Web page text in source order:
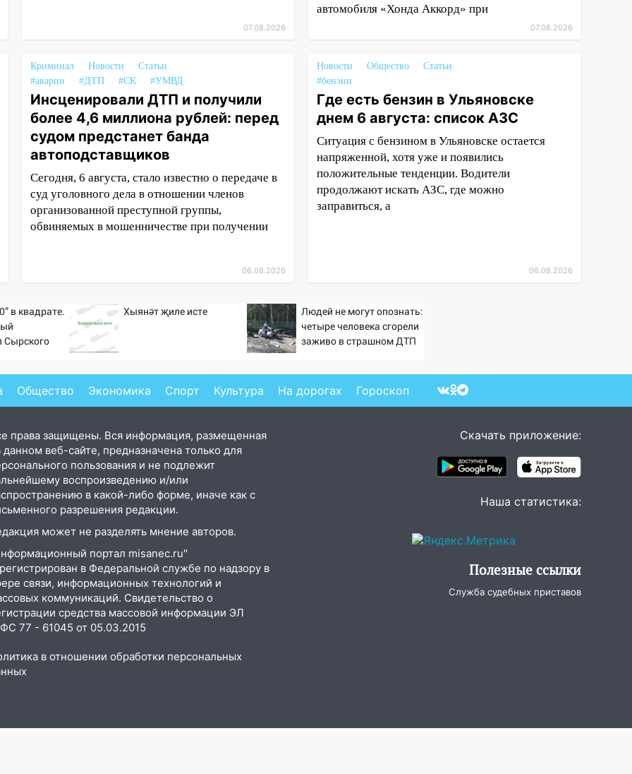
07.08.2026
автомобиля «Хонда Аккорд» при
07.08.2026
Криминал Новости
Статьи
#аварии
#ДТП #СК #УМВД
Инсценировали ДТП и получили
более 4,6 миллиона рублей: перед
судом предстанет банда
автоподставщиков
Сегодня, 6 августа, стало известно о передаче в
суд уголовного дела в отношении членов
организованной преступной группы,
обвиняемых в мошенничестве при получении
06.08.2026
Новости Общество
Статьи
#бензин
Где есть бензин в Ульяновске
днем 6 августа: список АЗС
Ситуация с бензином в Ульяновске остается
напряженной, хотя уже и появились
положительные тенденции. Водители
продолжают искать АЗС, где можно
заправиться, а
06.08.2026
в квадрате.
Сырского
Хыянәт җиле исте
Людей не могут опознать:
четыре человека сгорели
заживо в страшном ДТП
Общество Экономика Спорт Культура На дорогах Гороскоп
права защищены. Вся информация, размещенная
данном веб-сайте, предназначена только для
пользования и не подлежит
воспроизведению и/или
в какой-либо форме, иначе как с
разрешения редакции.
может не разделять мнение авторов.
портал misanec.ru"
в Федеральной службе по надзору в
связи, информационных технологий и
коммуникаций. Свидетельство о
средства массовой информации ЭЛ
77 - 61045 от 05.03.2015
в отношении обработки персональных
Скачать приложение:
Наша статистика:
Полезные ссылки
Служба судебных приставов